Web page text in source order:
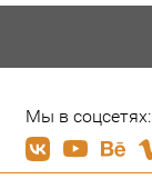
Мы в соцсетях: